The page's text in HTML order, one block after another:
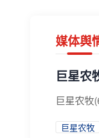
媒体舆
巨星农
巨星农牧
巨星农牧